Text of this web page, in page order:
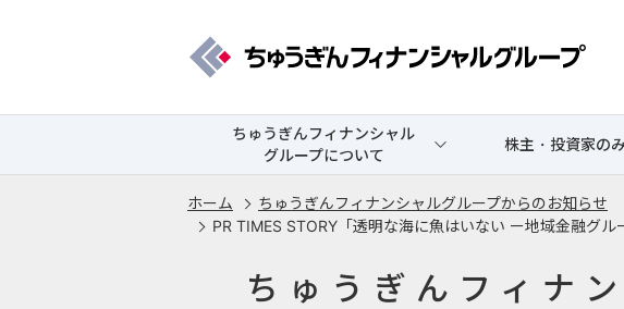
ちゅうぎんフィナンシャル
グループについて
株主・投資家の
ホーム
ちゅうぎんフィナンシャルグループからのお知らせ
PR TIMES STORY「透明な海に魚はいない ー地域金融グ
ちゅうぎんフィナ